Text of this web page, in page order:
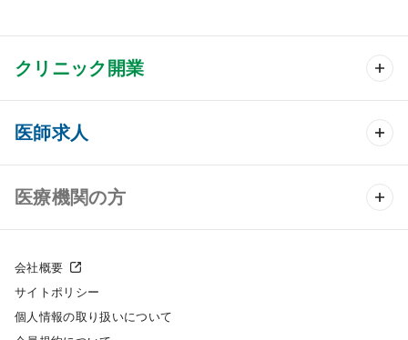
クリニック開業
クリニック開業 TOP
クリニック物件検索
クリニックの開業スタイル
クリニック開業までの流れ
医師求人
医師求人 TOP
常勤求人検索
スポット求人検索
医療機関の方
採用をお考えの医療機関の方
会社概要
サイトポリシー
個人情報の取り扱いについて